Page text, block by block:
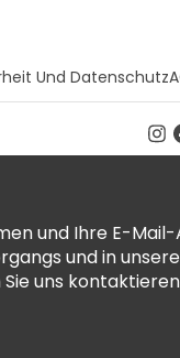
Und Datenschutz
und Ihre E-
und in
uns